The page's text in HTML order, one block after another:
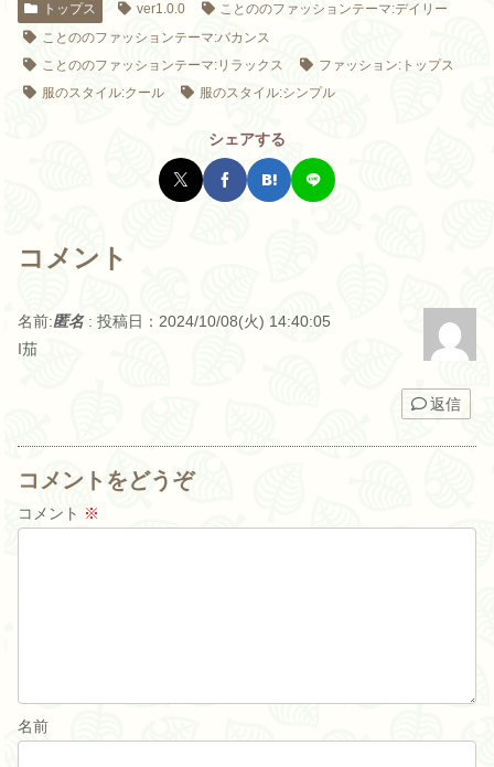
トップス ver1.0.0
ことののファッションテーマ:デイリー
ことののファッションテーマ:バカンス
ことののファッションテーマ:リラックス
ファッション:トップス
服のスタイル:クール
服のスタイル:シンプル
シェアする
コメント
名前:匿名: 投稿日：2024/10/08(火) 14:40:05
I茄
返信
コメントをどうぞ
コメント ※
名前